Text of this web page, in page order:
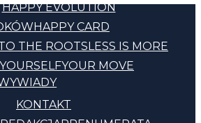
HAPPY EVOLUTION
HAPPY CARD
THE ROOTSLESS IS MORE
YOUR MOVE
KONTAKT